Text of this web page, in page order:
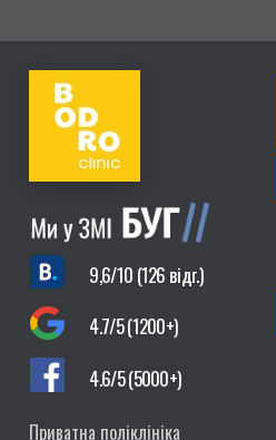
9,6/10 (126 відг.)
4.7/5 (1200+)
4.6/5 (5000+)
Приватна поліклініка